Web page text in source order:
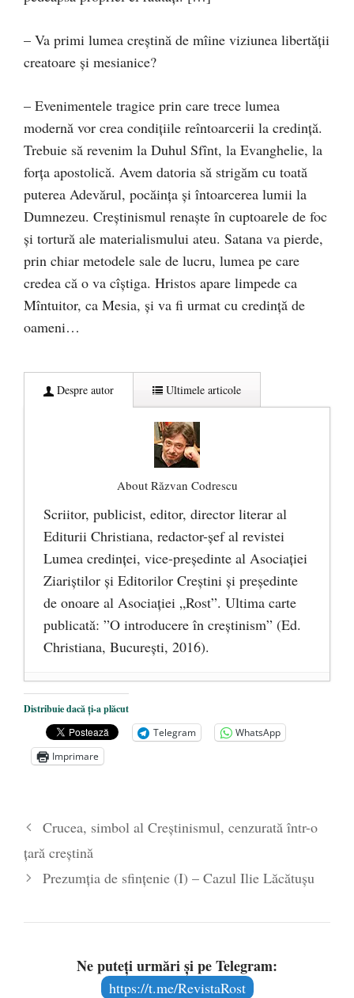
– Va primi lumea creştină de mîine viziunea libertăţii
creatoare şi mesianice?
– Evenimentele tragice prin care trece lumea
modernă vor crea condiţiile reîntoarcerii la credinţă.
Trebuie să revenim la Duhul Sfînt, la Evanghelie, la
forţa apostolică. Avem datoria să strigăm cu toată
puterea Adevărul, pocăinţa şi întoarcerea lumii la
Dumnezeu. Creştinismul renaşte în cuptoarele de foc
şi tortură ale materialismului ateu. Satana va pierde,
prin chiar metodele sale de lucru, lumea pe care
credea că o va cîştiga. Hristos apare limpede ca
Mîntuitor, ca Mesia, şi va fi urmat cu credinţă de
oameni…
Despre autor Ultimele articole
About Răzvan Codrescu
Scriitor, publicist, editor, director literar al
Editurii Christiana, redactor-şef al revistei
Lumea credinţei, vice-preşedinte al Asociaţiei
Ziariştilor şi Editorilor Creştini şi preşedinte
de onoare al Asociaţiei „Rost”. Ultima carte
publicată: ”O introducere în creștinism” (Ed.
Christiana, Bucureşti, 2016).
DANA KONYA-PETRIȘOR, ÎNTRU
VEȘNICĂ POMENIRE
- 17 martie 2021
ÎNĂLȚATU-S-A! - 28 mai 2020
Sic credo – Francisco Franco (1892-1975)
Distribuie dacă ți-a plăcut
Telegram
WhatsApp
Imprimare
Crucea, simbol al Creștinismul, cenzurată într-o
țară creștină
Prezumția de sfințenie (I) – Cazul Ilie Lăcătușu
Ne puteți urmări și pe Telegram:
https://t.me/RevistaRost